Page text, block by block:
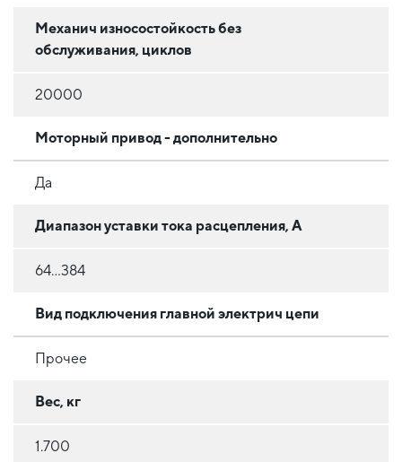
Механич износостойкость без
обслуживания, циклов
20000
Моторный привод - дополнительно
Да
Диапазон уставки тока расцепления, А
64...384
Вид подключения главной электрич цепи
Прочее
Вес, кг
1.700